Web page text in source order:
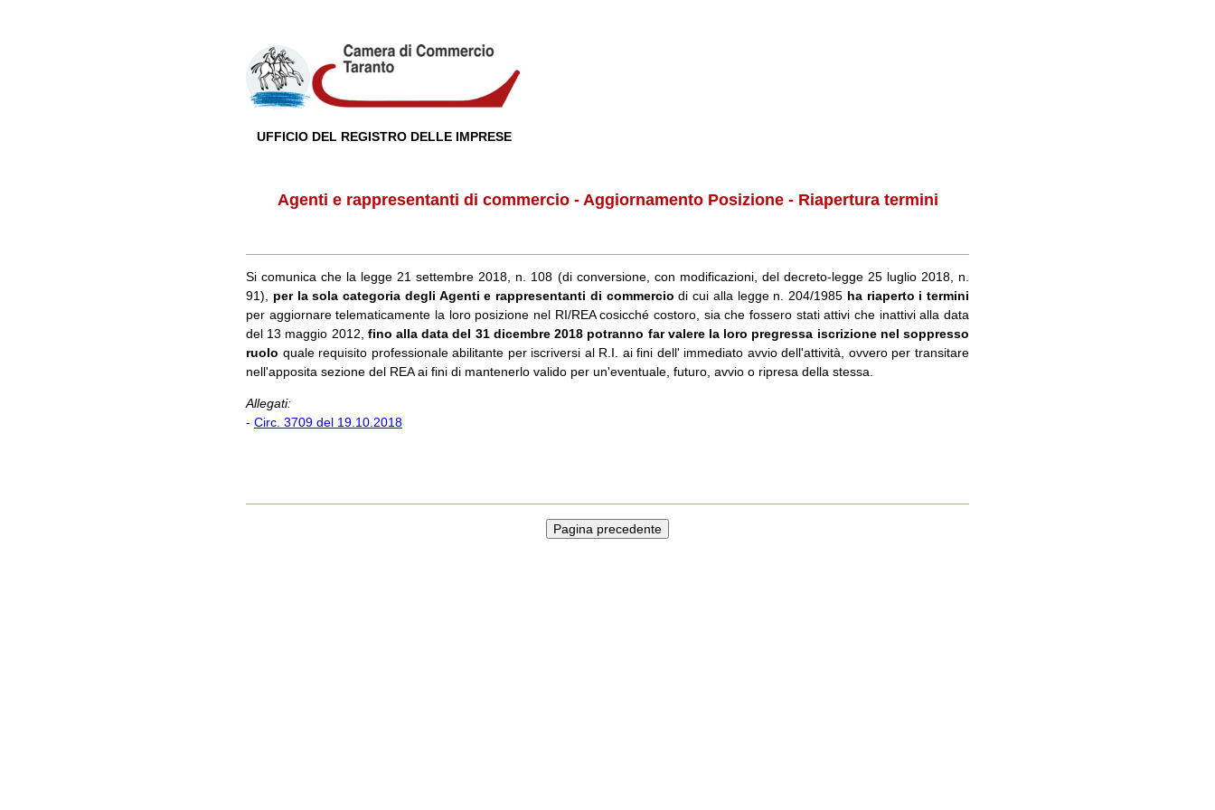
UFFICIO DEL REGISTRO DELLE IMPRESE
Agenti e rappresentanti di commercio - Aggiornamento Posizione - Riapertura termini
Si comunica che la legge 21 settembre 2018, n. 108 (di conversione, con modificazioni, del decreto-legge 25 luglio 2018, n.
91), per la sola categoria degli Agenti e rappresentanti di commercio di cui alla legge n. 204/1985 ha riaperto i termini
per aggiornare telematicamente la loro posizione nel RI/REA cosicché costoro, sia che fossero stati attivi che inattivi alla data
del 13 maggio 2012, fino alla data del 31 dicembre 2018 potranno far valere la loro pregressa iscrizione nel soppresso
ruolo quale requisito professionale abilitante per iscriversi al R.I. ai fini dell' immediato avvio dell'attività, ovvero per transitare
nell'apposita sezione del REA ai fini di mantenerlo valido per un'eventuale, futuro, avvio o ripresa della stessa.
Allegati:
- Circ. 3709 del 19.10.2018